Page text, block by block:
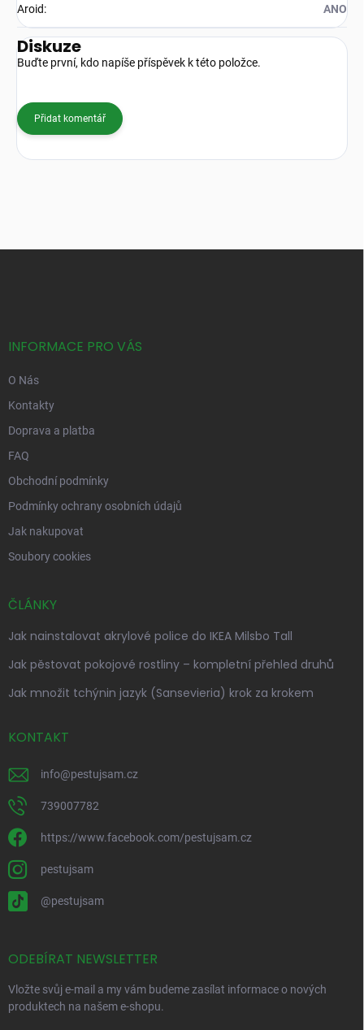
Aroid: ANO
Diskuze
Buďte první, kdo napíše příspěvek k této položce.
Přidat komentář
INFORMACE PRO VÁS
O Nás
Kontakty
Doprava a platba
FAQ
Obchodní podmínky
Podmínky ochrany osobních údajů
Jak nakupovat
Soubory cookies
ČLÁNKY
Jak nainstalovat akrylové police do IKEA Milsbo Tall
Jak pěstovat pokojové rostliny – kompletní přehled druhů
Jak množit tchýnin jazyk (Sansevieria) krok za krokem
KONTAKT
info@pestujsam.cz
739007782
https://www.facebook.com/pestujsam.cz
pestujsam
@pestujsam
ODEBÍRAT NEWSLETTER
Vložte svůj e-mail a my vám budeme zasílat informace o nových
produktech na našem e-shopu.